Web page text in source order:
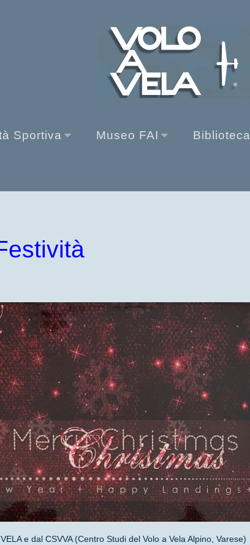
Sportiva Museo FAI Biblioteca
e dal CSVVA (Centro Studi del Volo a Vela Alpino, Varese)